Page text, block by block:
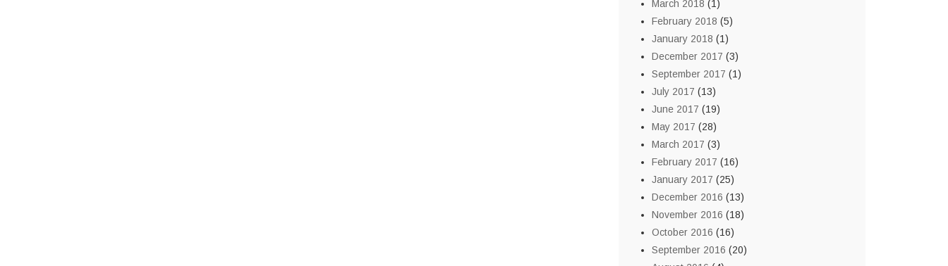
March 2018 (1)
February 2018 (5)
January 2018 (1)
December 2017 (3)
September 2017 (1)
July 2017 (13)
June 2017 (19)
May 2017 (28)
March 2017 (3)
February 2017 (16)
January 2017 (25)
December 2016 (13)
November 2016 (18)
October 2016 (16)
September 2016 (20)